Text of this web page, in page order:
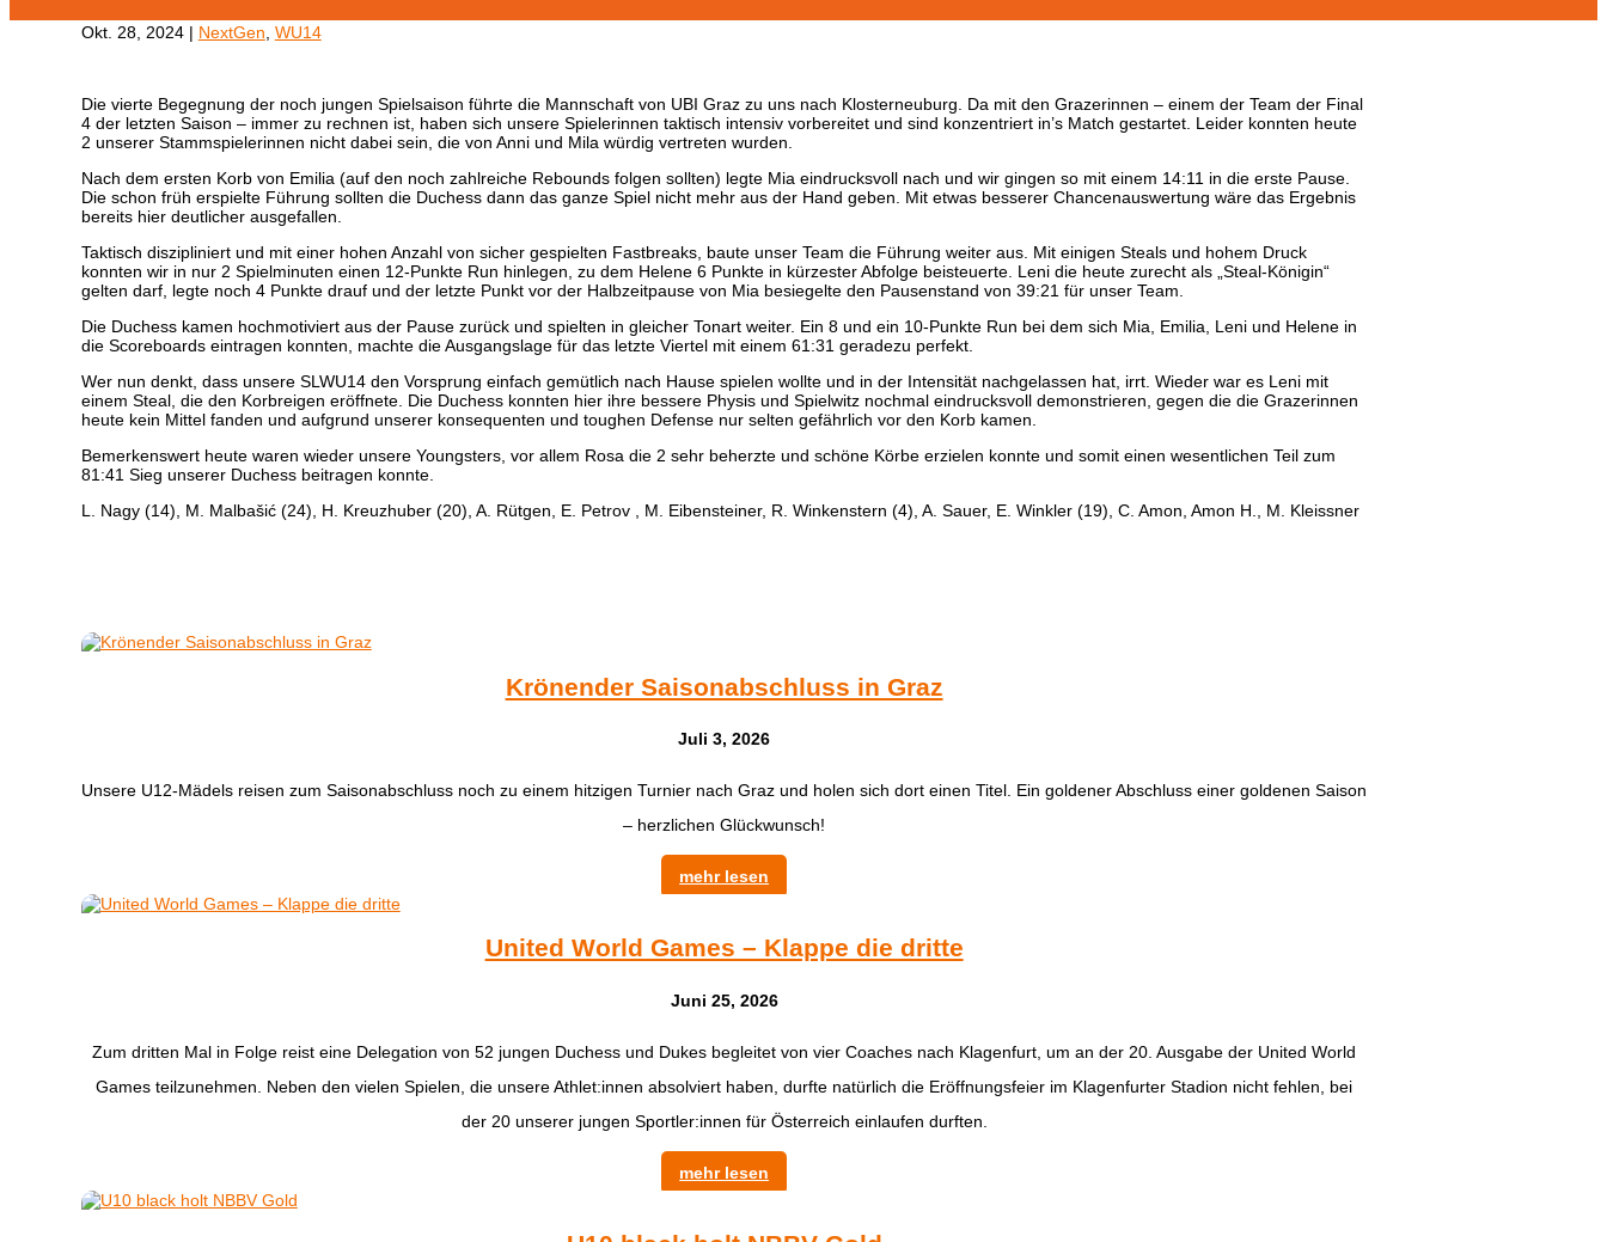
Okt. 28, 2024| NextGen WU14
Die vierte Begegnung der noch jungen Spielsaison führte die Mannschaft von UBI Graz zu uns nach Klosterneuburg. Da mit den Grazerinnen – einem der Team der Final
4 der letzten Saison – immer zu rechnen ist, haben sich unsere Spielerinnen taktisch intensiv vorbereitet und sind konzentriert in’s Match gestartet. Leider konnten heute
2 unserer Stammspielerinnen nicht dabei sein, die von Anni und Mila würdig vertreten wurden.
Nach dem ersten Korb von Emilia (auf den noch zahlreiche Rebounds folgen sollten) legte Mia eindrucksvoll nach und wir gingen so mit einem 14:11 in die erste Pause.
Die schon früh erspielte Führung sollten die Duchess dann das ganze Spiel nicht mehr aus der Hand geben. Mit etwas besserer Chancenauswertung wäre das Ergebnis
bereits hier deutlicher ausgefallen.
Taktisch diszipliniert und mit einer hohen Anzahl von sicher gespielten Fastbreaks, baute unser Team die Führung weiter aus. Mit einigen Steals und hohem Druck
konnten wir in nur 2 Spielminuten einen 12-Punkte Run hinlegen, zu dem Helene 6 Punkte in kürzester Abfolge beisteuerte. Leni die heute zurecht als „Steal-Königin“
gelten darf, legte noch 4 Punkte drauf und der letzte Punkt vor der Halbzeitpause von Mia besiegelte den Pausenstand von 39:21 für unser Team.
Die Duchess kamen hochmotiviert aus der Pause zurück und spielten in gleicher Tonart weiter. Ein 8 und ein 10-Punkte Run bei dem sich Mia, Emilia, Leni und Helene in
die Scoreboards eintragen konnten, machte die Ausgangslage für das letzte Viertel mit einem 61:31 geradezu perfekt.
Wer nun denkt, dass unsere SLWU14 den Vorsprung einfach gemütlich nach Hause spielen wollte und in der Intensität nachgelassen hat, irrt. Wieder war es Leni mit
einem Steal, die den Korbreigen eröffnete. Die Duchess konnten hier ihre bessere Physis und Spielwitz nochmal eindrucksvoll demonstrieren, gegen die die Grazerinnen
heute kein Mittel fanden und aufgrund unserer konsequenten und toughen Defense nur selten gefährlich vor den Korb kamen.
Bemerkenswert heute waren wieder unsere Youngsters, vor allem Rosa die 2 sehr beherzte und schöne Körbe erzielen konnte und somit einen wesentlichen Teil zum
81:41 Sieg unserer Duchess beitragen konnte.
L. Nagy (14), M. Malbašić (24), H. Kreuzhuber (20), A. Rütgen, E. Petrov , M. Eibensteiner, R. Winkenstern (4), A. Sauer, E. Winkler (19), C. Amon, Amon H., M. Kleissner
Krönender Saisonabschluss in Graz
Juli 3, 2026
Unsere U12-Mädels reisen zum Saisonabschluss noch zu einem hitzigen Turnier nach Graz und holen sich dort einen Titel. Ein goldener Abschluss einer goldenen Saison
– herzlichen Glückwunsch!
mehr lesen
United World Games – Klappe die dritte
Juni 25, 2026
Zum dritten Mal in Folge reist eine Delegation von 52 jungen Duchess und Dukes begleitet von vier Coaches nach Klagenfurt, um an der 20. Ausgabe der United World
Games teilzunehmen. Neben den vielen Spielen, die unsere Athlet:innen absolviert haben, durfte natürlich die Eröffnungsfeier im Klagenfurter Stadion nicht fehlen, bei
der 20 unserer jungen Sportler:innen für Österreich einlaufen durften.
mehr lesen